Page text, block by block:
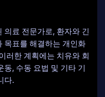
의료 전문가로, 환자와 긴
목표를 해결하는 개인화
러한 계획에는 치유와 회
동, 수동 요법 및 기타 기
다.